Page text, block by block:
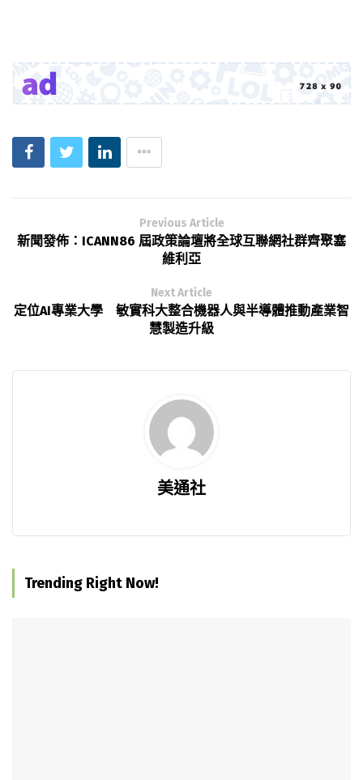
Previous Article
新聞發佈：ICANN86 屆政策論壇將全球互聯網社群齊聚塞
維利亞
Next Article
定位AI專業大學 敏實科大整合機器人與半導體推動產業智
慧製造升級
美通社
Trending Right Now!